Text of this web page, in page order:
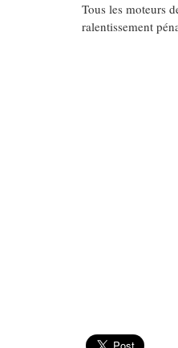
Tous les moteurs
ralentissement